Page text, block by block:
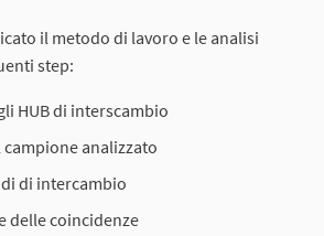
il metodo di lavoro e le analisi
step:
HUB di interscambio
campione analizzato
di intercambio
delle coincidenze